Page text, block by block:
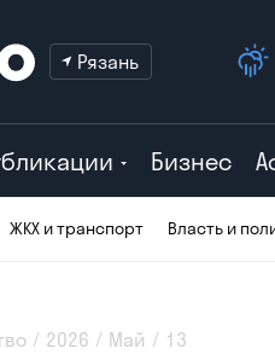
Рязань
Бизнес
ЖКХ и транспорт Власть и
2026 Май 13